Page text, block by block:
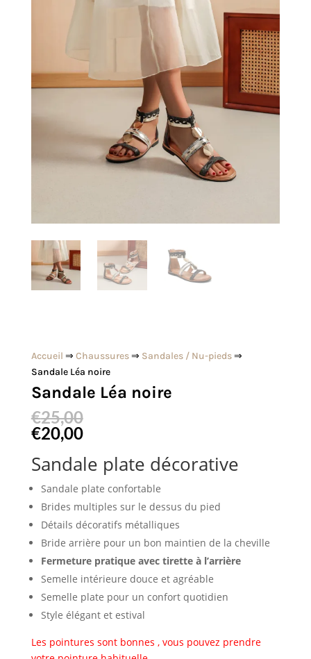
Accueil ⇒ Chaussures⇒ Sandales / Nu-pieds⇒
Sandale Léa noire
Sandale Léa noire
€25,00
€20,00
Sandale plate décorative
Sandale plate confortable
Brides multiples sur le dessus du pied
Détails décoratifs métalliques
Bride arrière pour un bon maintien de la cheville
Fermeture pratique avec tirette à l’arrière
Semelle intérieure douce et agréable
Semelle plate pour un confort quotidien
Style élégant et estival
Les pointures sont bonnes , vous pouvez prendre